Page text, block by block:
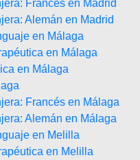
Francés en Madrid
Alemán en Madrid
en Málaga
en Málaga
en Málaga
Francés en Málaga
Alemán en Málaga
en Melilla
en Melilla